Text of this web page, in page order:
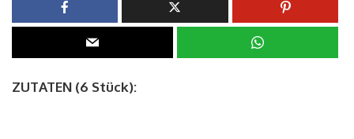
ZUTATEN (6 Stück):